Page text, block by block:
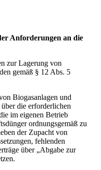
Anforderungen an die
zur Lagerung von
gemäß § 12 Abs. 5
Biogasanlagen und
die erforderlichen
im eigenen Betrieb
ordnungsgemäß zu
der Zupacht von
fehlenden
über „Abgabe zur